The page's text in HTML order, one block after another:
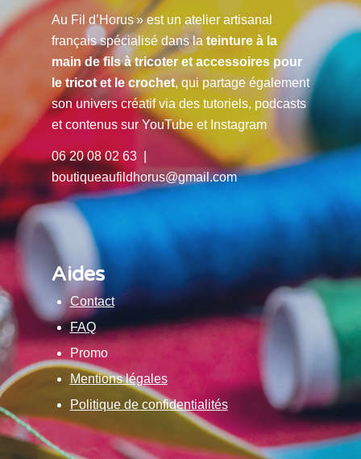
Au Fil d’Horus » est un atelier artisanal
français spécialisé dans la teinture à la
main de fils à tricoter et accessoires pour
le tricot et le crochet, qui partage également
son univers créatif via des tutoriels, podcasts
et contenus sur YouTube et Instagram
06 20 08 02 63 |
boutiqueaufildhorus@gmail.com
Aides
Contact
FAQ
Promo
Mentions légales
Politique de confidentialités